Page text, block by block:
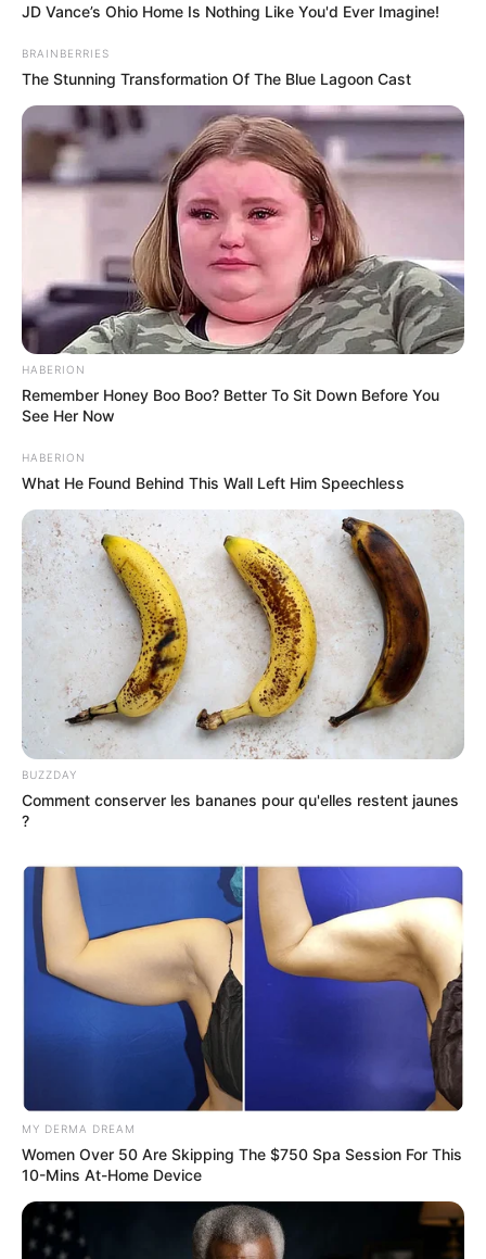
JD Vance’s Ohio Home Is Nothing Like You'd Ever Imagine!
BRAINBERRIES
The Stunning Transformation Of The Blue Lagoon Cast
HABERION
Remember Honey Boo Boo? Better To Sit Down Before You
See Her Now
HABERION
What He Found Behind This Wall Left Him Speechless
BUZZDAY
Comment conserver les bananes pour qu'elles restent jaunes
?
MY DERMA DREAM
Women Over 50 Are Skipping The $750 Spa Session For This
10-Mins At-Home Device